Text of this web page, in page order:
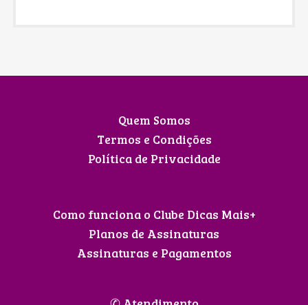
Quem Somos
Termos e Condições
Política de Privacidade
Como funciona o Clube Dicas Mais+
Planos de Assinaturas
Assinaturas e Pagamentos